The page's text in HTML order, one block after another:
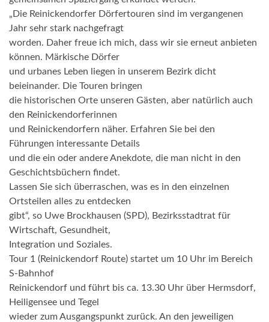
„Die Reinickendorfer Dörfertouren sind im vergangenen
Jahr sehr stark nachgefragt
worden. Daher freue ich mich, dass wir sie erneut anbieten
können. Märkische Dörfer
und urbanes Leben liegen in unserem Bezirk dicht
beieinander. Die Touren bringen
die historischen Orte unseren Gästen, aber natürlich auch
den Reinickendorferinnen
und Reinickendorfern näher. Erfahren Sie bei den
Führungen interessante Details
und die ein oder andere Anekdote, die man nicht in den
Geschichtsbüchern findet.
Lassen Sie sich überraschen, was es in den einzelnen
Ortsteilen alles zu entdecken
gibt“, so Uwe Brockhausen (SPD), Bezirksstadtrat für
Wirtschaft, Gesundheit,
Integration und Soziales.
Tour 1 (Reinickendorf Route) startet um 10 Uhr im Bereich
S-Bahnhof
Reinickendorf und führt bis ca. 13.30 Uhr über Hermsdorf,
Heiligensee und Tegel
wieder zum Ausgangspunkt zurück. An den jeweiligen